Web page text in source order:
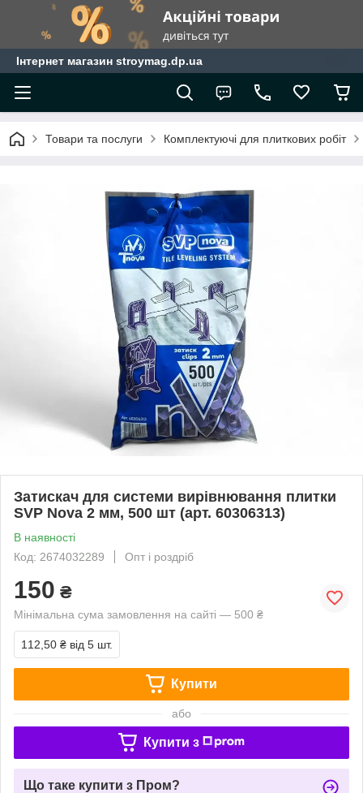
Інтернет магазин stroymag.dp.ua
Товари та послуги Комплектуючі для плиткових робіт
Затискач для системи вирівнювання плитки
SVP Nova 2 мм, 500 шт (арт. 60306313)
В наявності
Код: 2674032289
Опт і роздріб
150 ₴
Мінімальна сума замовлення на сайті — 500 ₴
112,50 ₴ від 5 шт.
Купити
або
Купити з
Що таке купити з Пром?